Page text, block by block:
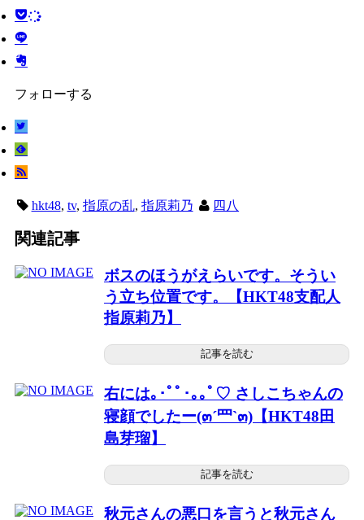
フォローする
hkt48, tv, 指原の乱, 指原莉乃 四八
関連記事
ボスのほうがえらいです。そうい
う立ち位置です。【HKT48支配人
指原莉乃】
記事を読む
右には｡･ﾟﾟ･｡｡ﾟ♡ さしこちゃんの
寝顔でしたー(๓´罒`๓)【HKT48田
島芽瑠】
記事を読む
秋元さんの悪口を言うと秋元さん